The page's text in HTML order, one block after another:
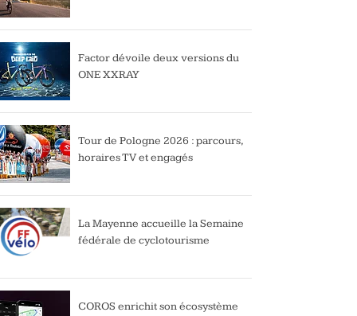
Factor dévoile deux versions du
ONE XXRAY
Tour de Pologne 2026 : parcours,
horaires TV et engagés
La Mayenne accueille la Semaine
fédérale de cyclotourisme
COROS enrichit son écosystème